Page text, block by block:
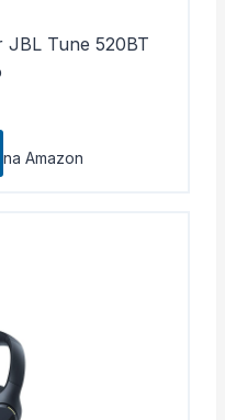
JBL Tune 520BT
na Amazon